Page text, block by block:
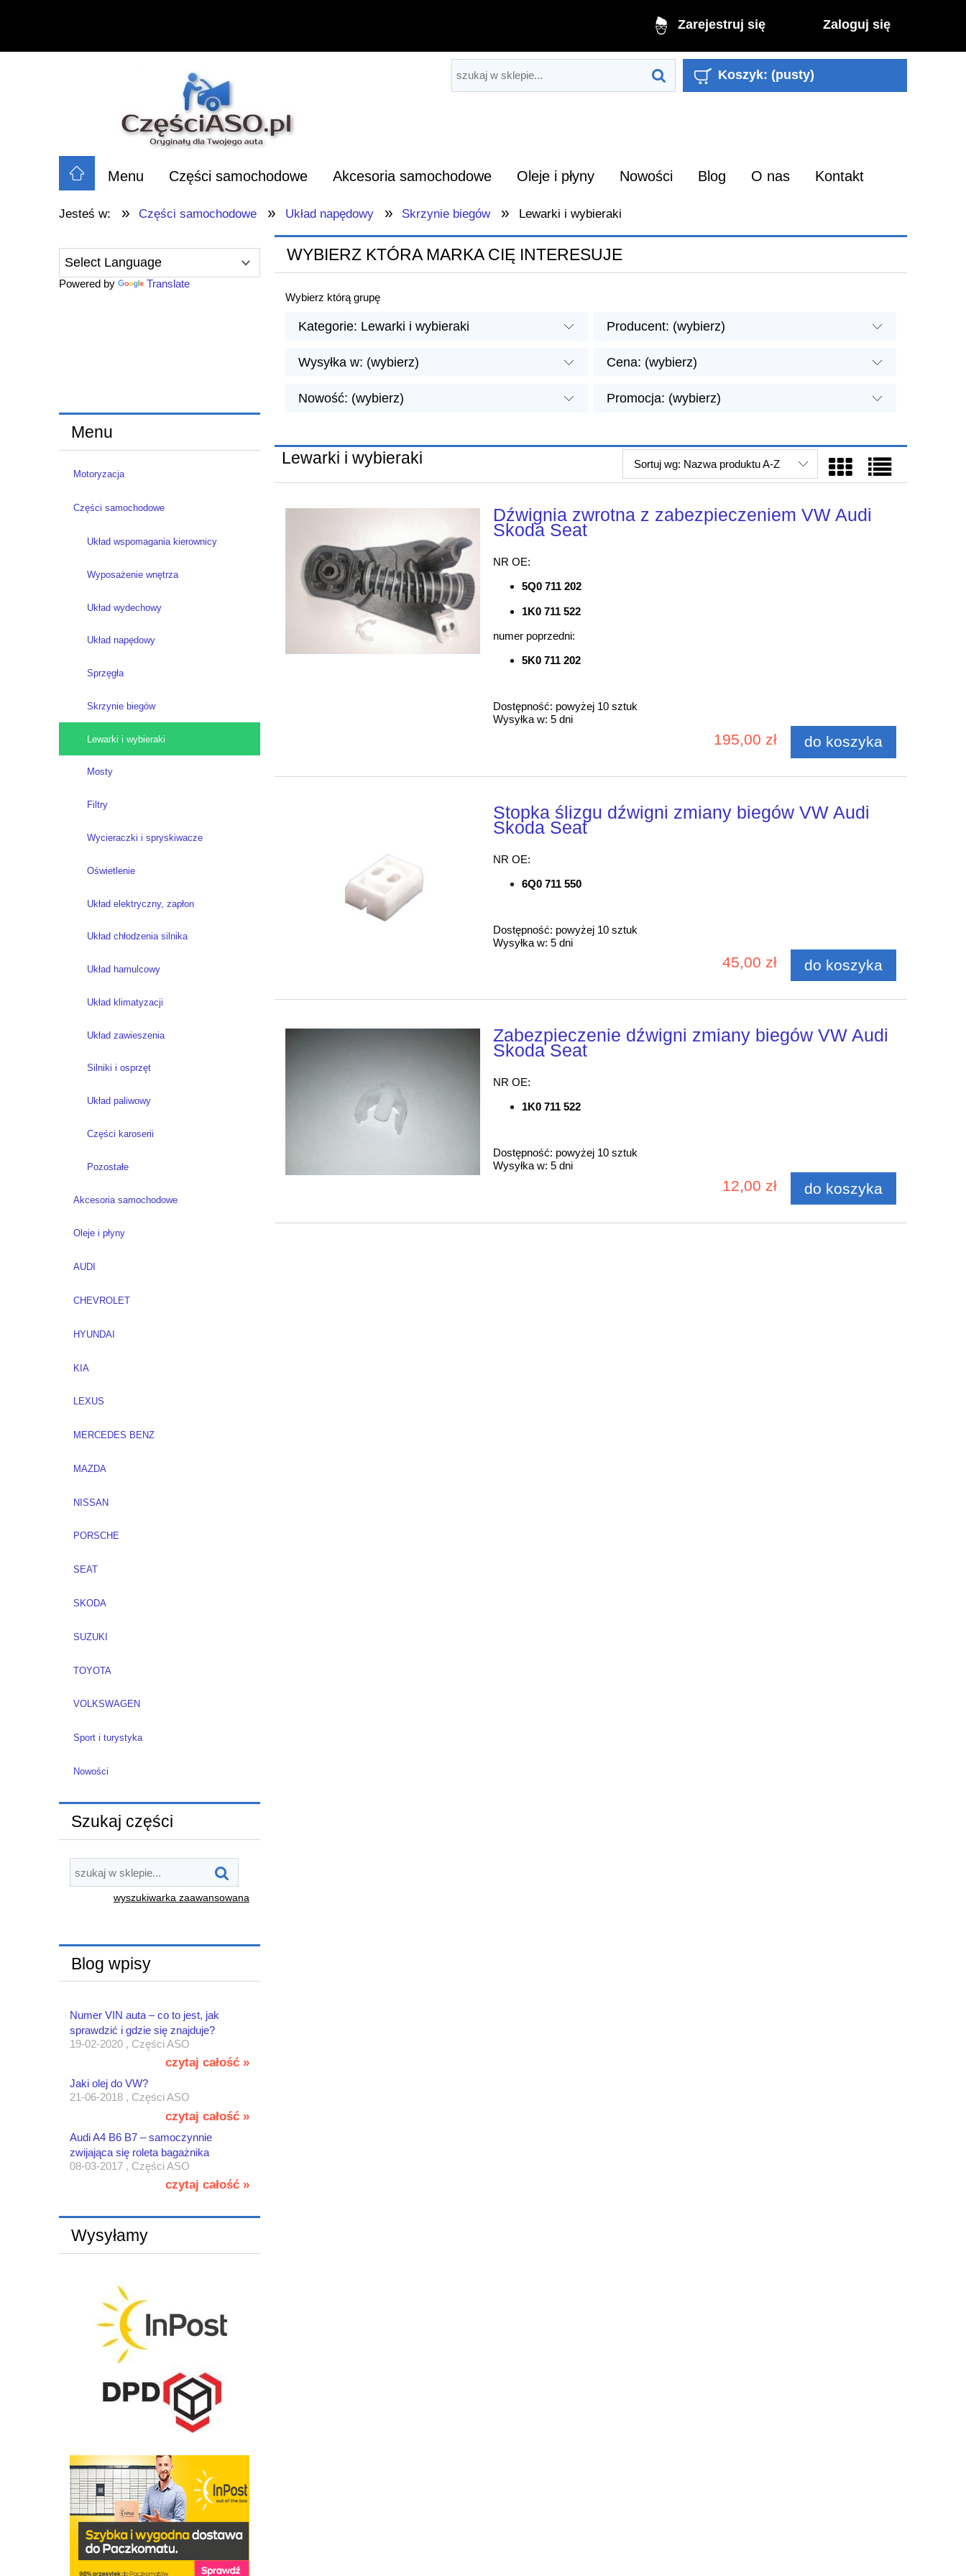
Zarejestruj się Zaloguj się
Koszyk: (pusty)
Menu Części samochodowe Akcesoria samochodowe Oleje i płyny Nowości Blog O nas Kontakt
Jesteś w: » Części samochodowe » Układ napędowy » Skrzynie biegów » Lewarki i wybieraki
Powered by Translate
Menu
Motoryzacja
Części samochodowe
Układ wspomagania kierownicy
Wyposażenie wnętrza
Układ wydechowy
Układ napędowy
Sprzęgła
Skrzynie biegów
Lewarki i wybieraki
Mosty
Filtry
Wycieraczki i spryskiwacze
Oświetlenie
Układ elektryczny, zapłon
Układ chłodzenia silnika
Układ hamulcowy
Układ klimatyzacji
Układ zawieszenia
Silniki i osprzęt
Układ paliwowy
Części karoserii
Pozostałe
Akcesoria samochodowe
Oleje i płyny
AUDI
CHEVROLET
HYUNDAI
KIA
LEXUS
MERCEDES BENZ
MAZDA
NISSAN
PORSCHE
SEAT
SKODA
SUZUKI
TOYOTA
VOLKSWAGEN
Sport i turystyka
Nowości
Szukaj części
wyszukiwarka zaawansowana
Blog wpisy
Numer VIN auta – co to jest, jak
sprawdzić i gdzie się znajduje?
19-02-2020 , Części ASO
czytaj całość »
Jaki olej do VW?
21-06-2018 , Części ASO
czytaj całość »
Audi A4 B6 B7 – samoczynnie
zwijająca się roleta bagażnika
08-03-2017 , Części ASO
czytaj całość »
Wysyłamy
WYBIERZ KTÓRA MARKA CIĘ INTERESUJE
Wybierz którą grupę
Kategorie: Lewarki i wybieraki Producent: (wybierz)
Wysyłka w: (wybierz) Cena: (wybierz)
Nowość: (wybierz) Promocja: (wybierz)
Lewarki i wybieraki Sortuj wg: Nazwa produktu A-Z
Dźwignia zwrotna z zabezpieczeniem VW Audi
Skoda Seat
NR OE:
5Q0 711 202
1K0 711 522
numer poprzedni:
5K0 711 202
Dostępność: powyżej 10 sztuk
Wysyłka w: 5 dni
195,00 zł do koszyka
Stopka ślizgu dźwigni zmiany biegów VW Audi
Skoda Seat
NR OE:
6Q0 711 550
Dostępność: powyżej 10 sztuk
Wysyłka w: 5 dni
45,00 zł do koszyka
Zabezpieczenie dźwigni zmiany biegów VW Audi
Skoda Seat
NR OE:
1K0 711 522
Dostępność: powyżej 10 sztuk
Wysyłka w: 5 dni
12,00 zł do koszyka